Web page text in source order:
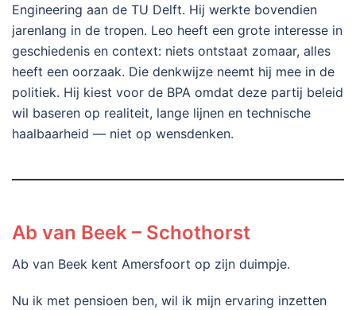
Engineering aan de TU Delft. Hij werkte bovendien
jarenlang in de tropen. Leo heeft een grote interesse in
geschiedenis en context: niets ontstaat zomaar, alles
heeft een oorzaak. Die denkwijze neemt hij mee in de
politiek. Hij kiest voor de BPA omdat deze partij beleid
wil baseren op realiteit, lange lijnen en technische
haalbaarheid — niet op wensdenken.
Ab van Beek – Schothorst
Ab van Beek kent Amersfoort op zijn duimpje.
Nu ik met pensioen ben, wil ik mijn ervaring inzetten